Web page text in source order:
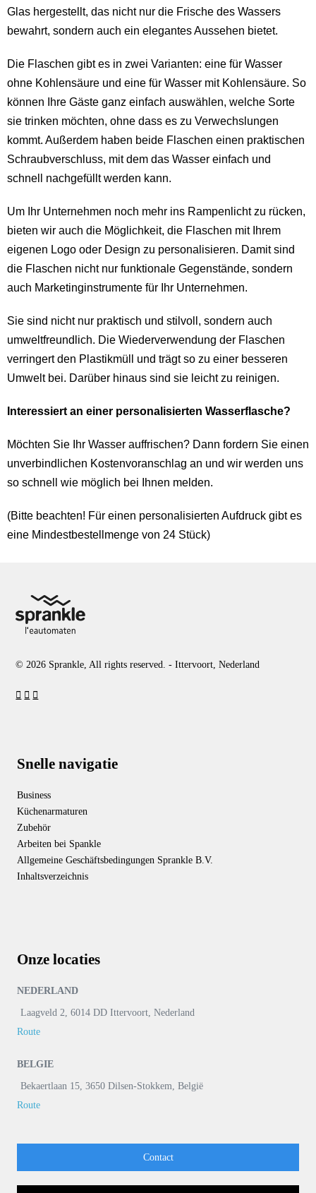
Glas hergestellt, das nicht nur die Frische des Wassers
bewahrt, sondern auch ein elegantes Aussehen bietet.
Die Flaschen gibt es in zwei Varianten: eine für Wasser
ohne Kohlensäure und eine für Wasser mit Kohlensäure. So
können Ihre Gäste ganz einfach auswählen, welche Sorte
sie trinken möchten, ohne dass es zu Verwechslungen
kommt. Außerdem haben beide Flaschen einen praktischen
Schraubverschluss, mit dem das Wasser einfach und
schnell nachgefüllt werden kann.
Um Ihr Unternehmen noch mehr ins Rampenlicht zu rücken,
bieten wir auch die Möglichkeit, die Flaschen mit Ihrem
eigenen Logo oder Design zu personalisieren. Damit sind
die Flaschen nicht nur funktionale Gegenstände, sondern
auch Marketinginstrumente für Ihr Unternehmen.
Sie sind nicht nur praktisch und stilvoll, sondern auch
umweltfreundlich. Die Wiederverwendung der Flaschen
verringert den Plastikmüll und trägt so zu einer besseren
Umwelt bei. Darüber hinaus sind sie leicht zu reinigen.
Interessiert an einer personalisierten Wasserflasche?
Möchten Sie Ihr Wasser auffrischen? Dann fordern Sie einen
unverbindlichen Kostenvoranschlag an und wir werden uns
so schnell wie möglich bei Ihnen melden.
(Bitte beachten! Für einen personalisierten Aufdruck gibt es
eine Mindestbestellmenge von 24 Stück)
© 2026 Sprankle, All rights reserved. - Ittervoort, Nederland
Snelle navigatie
Business
Küchenarmaturen
Zubehör
Arbeiten bei Spankle
Allgemeine Geschäftsbedingungen Sprankle B.V.
Inhaltsverzeichnis
Onze locaties
NEDERLAND
Laagveld 2, 6014 DD Ittervoort, Nederland
Route
BELGIE
Bekaertlaan 15, 3650 Dilsen-Stokkem, België
Route
Contact